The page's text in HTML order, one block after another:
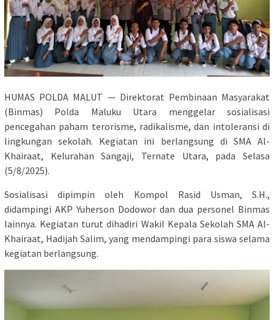
HUMAS POLDA MALUT — Direktorat Pembinaan Masyarakat
(Binmas) Polda Maluku Utara menggelar sosialisasi
pencegahan paham terorisme, radikalisme, dan intoleransi di
lingkungan sekolah. Kegiatan ini berlangsung di SMA Al-
Khairaat, Kelurahan Sangaji, Ternate Utara, pada Selasa
(5/8/2025).
Sosialisasi dipimpin oleh Kompol Rasid Usman, S.H.,
didampingi AKP Yuherson Dodowor dan dua personel Binmas
lainnya. Kegiatan turut dihadiri Wakil Kepala Sekolah SMA Al-
Khairaat, Hadijah Salim, yang mendampingi para siswa selama
kegiatan berlangsung.